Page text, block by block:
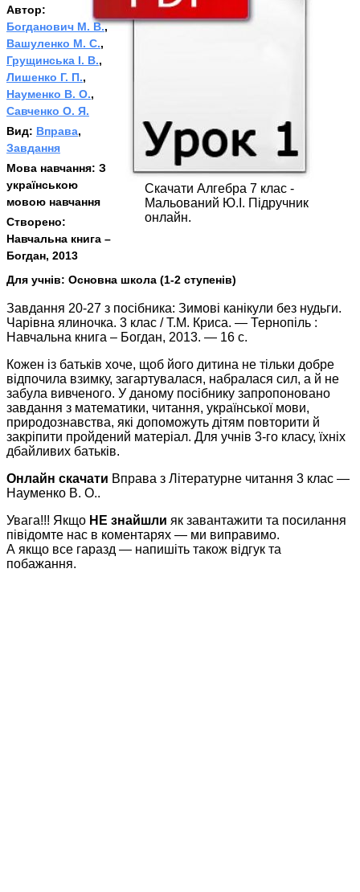
Скачати Алгебра 7 клас -
Мальований Ю.І. Підручник
онлайн.
Автор:
Богданович М. В.,
Вашуленко М. С.,
Грущинська І. В.,
Лишенко Г. П.,
Науменко В. О.,
Савченко О. Я.
Вид: Вправа,
Завдання
Мова навчання: З
українською
мовою навчання
Створено:
Навчальна книга –
Богдан, 2013
Для учнів: Основна школа (1-2 ступенів)
Завдання 20-27 з посібника: Зимові канікули без нудьги.
Чарівна ялиночка. 3 клас / Т.М. Криса. — Тернопіль :
Навчальна книга – Богдан, 2013. — 16 с.
Кожен із батьків хоче, щоб його дитина не тільки добре
відпочила взимку, загартувалася, набралася сил, а й не
забула вивченого. У даному посібнику запропоновано
завдання з математики, читання, української мови,
природознавства, які допоможуть дітям повторити й
закріпити пройдений матеріал. Для учнів 3-го класу, їхніх
дбайливих батьків.
Онлайн скачати Вправа з Літературне читання 3 клас —
Науменко В. О..
Увага!!! Якщо НЕ знайшли як завантажити та посилання
півідомте нас в коментарях — ми виправимо.
А якщо все гаразд — напишіть також відгук та
побажання.